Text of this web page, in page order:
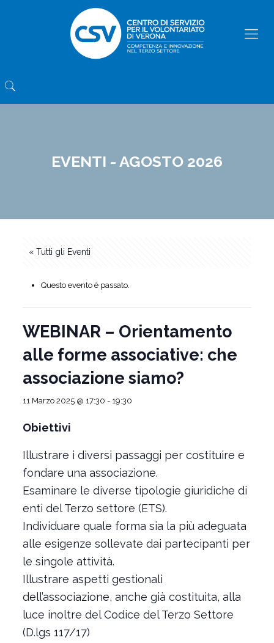
EVENTI - AGOSTO 2026
« Tutti gli Eventi
Questo evento è passato.
WEBINAR – Orientamento
alle forme associative: che
associazione siamo?
11 Marzo 2025 @ 17:30 - 19:30
Obiettivi
Illustrare i diversi passaggi per costituire e
fondare una associazione.
Esaminare le diverse tipologie giuridiche di
enti del Terzo settore (ETS).
Individuare quale forma sia la più adeguata
alle esigenze sollevate dai partecipanti per
le singole attività.
Illustrare aspetti gestionali
dell’associazione, anche già costituita, alla
luce inoltre del Codice del Terzo Settore
(D.lgs 117/17)